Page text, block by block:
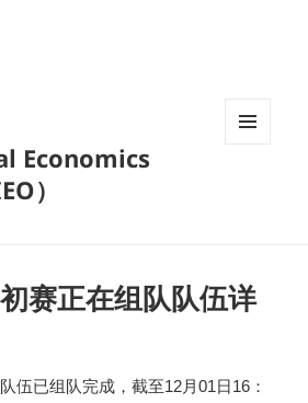
Economics
）
赛正在组队队伍详
伍已组队完成，截至12月01日16：